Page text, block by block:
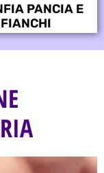
PANCIA E
FIANCHI